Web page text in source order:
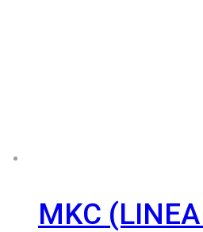
MKC